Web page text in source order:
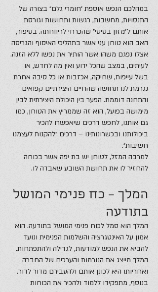
במהלכם הנפש אוספת ״חומרי גלם״ בצורה של
התנסויות, מחשבות, רגשות ותחושות וגורסת
אותם ל״מזון בסיסי״ שהכרחי לריווחתה. בסיפור,
האב הוא טוחן עני אשר בתהליכי האיסוף והגריסה
אצלו נפגם משהו אשר הותיר את נפשו ללא הזנה.
לעיתים, במצב שהכל ידוע ואין מה לחדש, או
בשל עייפות, שחיקה, אכזבות או כל סיבה אחרת
נגרמת לנו תחושה שהחיים היצירתיים קפואים
והתחנה דוממת. הפער בין היכולת היצירתית לבין
מימושה בפועל, הוא זה שממריץ את הטוחן, כמו
גם אותנו, לחפש דרכים שיאפשרו להכיר
ביכולותנו ובכשרונותינו – דרכים ״להקנות לעצמנו
חשיבות״.
למרבה המזל, לטוחן יש בת יפה אשר בכוחה
להחזיר לו את תחושת השובע שאבדה לו.
המלך – כח פנימי המושל
בתודעה
המלך הוא סמל לכוח פנימי המושל בתודעה. הוא
אמון על האינטגרציה והשלמות הפנימית ונועד
להביא את הנפש למודעות, לגדילה ולהתפתחות.
המלך מייצג את הנורמות והערכים של החברה
ואחריותו היא לכונן אותם ולהעבירם מדור לדור.
בנוסף, מתפקידו ללמוד ולהכיר את הכוחות